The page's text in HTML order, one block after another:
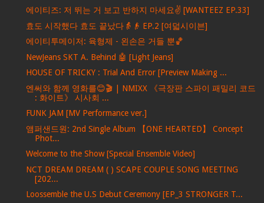
에이티즈: 저 뛰는 거 보고 반하지 마세요✌ [WANTEEZ EP.33]
효도 시작했다 효도 끝났다👵👴 EP.2 [여덟시이븐]
에이티투메이저: 육형제 - 왼손은 거들 뿐🏀
NewJeans SKT A. Behind 🤖 [Light Jeans]
HOUSE OF TRICKY : Trial And Error [Preview Making ...
엔써와 함께 영화를😊🎬 | NMIXX 《극장판 스파이 패밀리 코드
: 화이트》 시사회 ...
FUNK JAM [MV Performance ver.]
앰퍼샌드원: 2nd Single Album 【ONE HEARTED】 Concept
Phot...
Welcome to the Show [Special Ensemble Video]
NCT DREAM DREAM ( ) SCAPE COUPLE SONG MEETING
[202...
Loossemble the U.S Debut Ceremony [EP_3 STRONGER T...